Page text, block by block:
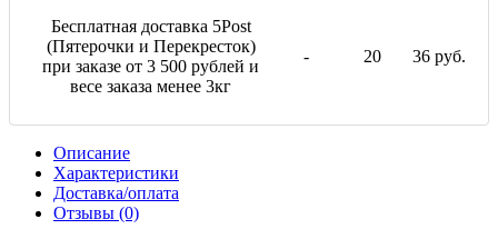
Бесплатная доставка 5Post
(Пятерочки и Перекресток)
при заказе от 3 500 рублей и
весе заказа менее 3кг
- 20 36 руб.
Описание
Характеристики
Доставка/оплата
Отзывы (0)